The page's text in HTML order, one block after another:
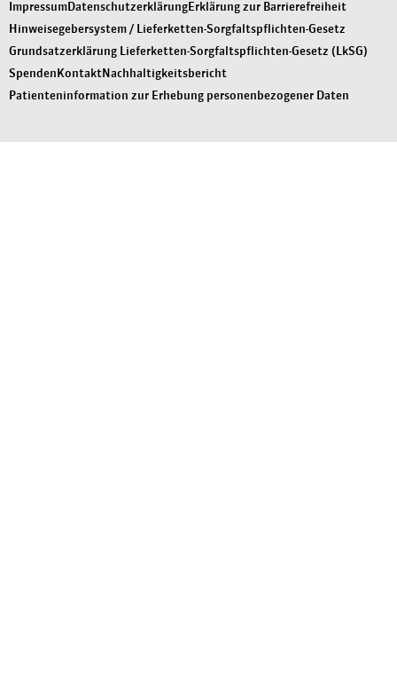
ImpressumDatenschutzerklärungErklärung zur Barrierefreiheit
Hinweisegebersystem / Lieferketten-Sorgfaltspflichten-Gesetz
Grundsatzerklärung Lieferketten-Sorgfaltspflichten-Gesetz (LkSG)
SpendenKontaktNachhaltigkeitsbericht
Patienteninformation zur Erhebung personenbezogener Daten